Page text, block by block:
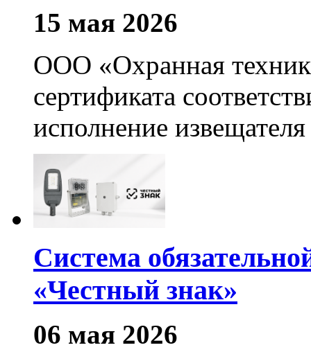
15 мая 2026
ООО «Охранная
сертификата
исполнение
Система
«Честный знак»
06 мая 2026